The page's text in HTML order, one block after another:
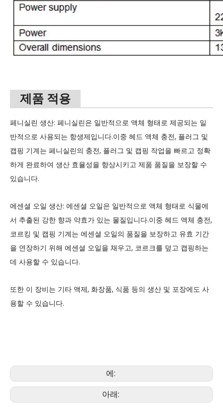
제품 적용
페니실린 생산: 페니실린은 일반적으로 액체 형태로 제공되는 일
반적으로 사용되는 항생제입니다.이중 헤드 액체 충전, 플러그 및
캡핑 기계는 페니실린의 충전, 플러그 및 캡핑 작업을 빠르고 정확
하게 완료하여 생산 효율성을 향상시키고 제품 품질을 보장할 수
있습니다.
에센셜 오일 생산: 에센셜 오일은 일반적으로 액체 형태로 식물에
서 추출된 강한 향과 약효가 있는 물질입니다.이중 헤드 액체 충전,
코르킹 및 캡핑 기계는 에센셜 오일의 품질을 보장하고 유효 기간
을 연장하기 위해 에센셜 오일을 채우고, 코르크를 덮고 캡핑하는
데 사용할 수 있습니다.
또한 이 장비는 기타 액제, 화장품, 식품 등의 생산 및 포장에도 사
용할 수 있습니다.
에:
아래: